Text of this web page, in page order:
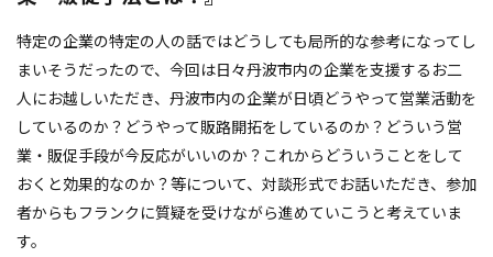
特定の企業の特定の人の話ではどうしても局所的な参考になってし
まいそうだったので、今回は日々丹波市内の企業を支援するお二
人にお越しいただき、丹波市内の企業が日頃どうやって営業活動を
しているのか？どうやって販路開拓をしているのか？どういう営
業・販促手段が今反応がいいのか？これからどういうことをして
おくと効果的なのか？等について、対談形式でお話いただき、参加
者からもフランクに質疑を受けながら進めていこうと考えていま
す。